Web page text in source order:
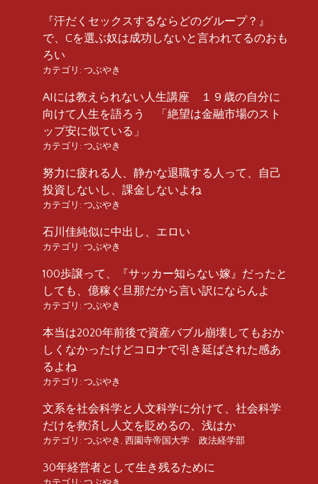
『汗だくセックスするならどのグループ？』
で、Cを選ぶ奴は成功しないと言われてるのおも
ろい
カテゴリ: つぶやき
AIには教えられない人生講座 １９歳の自分に
向けて人生を語ろう 「絶望は金融市場のスト
ップ安に似ている」
カテゴリ: つぶやき
努力に疲れる人、静かな退職する人って、自己
投資しないし、課金しないよね
カテゴリ: つぶやき
石川佳純似に中出し、エロい
カテゴリ: つぶやき
100歩譲って、『サッカー知らない嫁』だったと
しても、億稼ぐ旦那だから言い訳にならんよ
カテゴリ: つぶやき
本当は2020年前後で資産バブル崩壊してもおか
しくなかったけどコロナで引き延ばされた感あ
るよね
カテゴリ: つぶやき
文系を社会科学と人文科学に分けて、社会科学
だけを救済し人文を貶めるの、浅はか
カテゴリ: つぶやき 西園寺帝国大学 政法経学部
30年経営者として生き残るために